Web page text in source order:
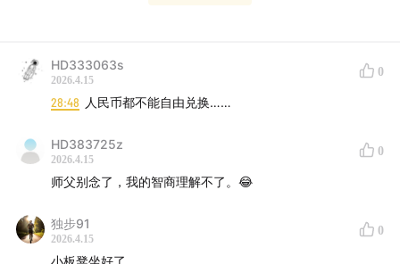
在当下的地缘政治大变局中，如何理解人民币与美元显然
也是我们去思考全球化这辆便车（全球公共品）的未来图
本期播客围绕蒋正阳教授的新书《货币霸权》展开，深入
探讨了货币霸权的本质、美元体系的运作逻辑、历史变迁
规律，地缘政治对全球金融体系的影响，以及人民币国际
化的未来挑战。
HD333063s
2026.4.15
0
28:48 人民币都不能自由兑换……
HD383725z
2026.4.15
0
师父别念了，我的智商理解不了。😂
独步91
2026.4.15
0
小板凳坐好了